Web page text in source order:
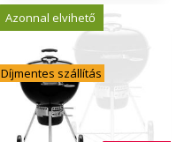
a
terméknek
több
variációja
van.
A
Azonnal elvihető
Díjmentes szállítás